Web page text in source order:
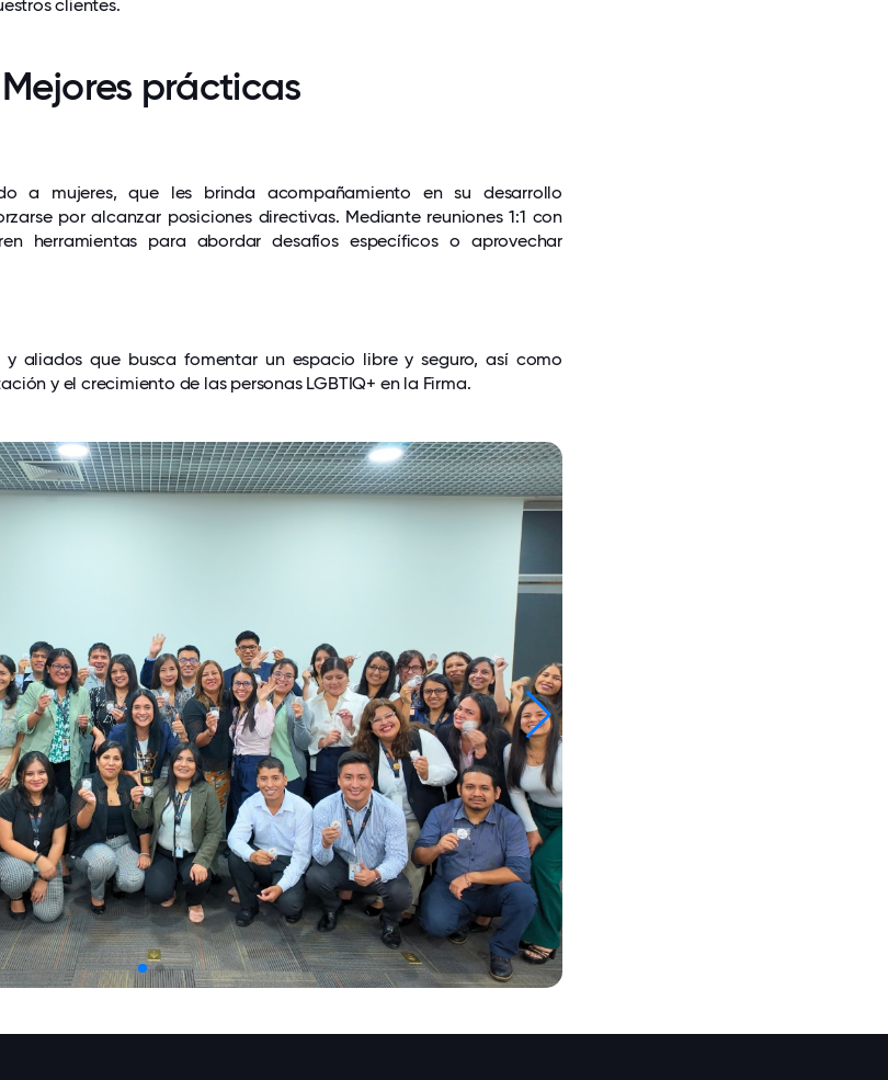
clientes.
Mejores prácticas
a mujeres, que les brinda acompañamiento en su desarrollo
por alcanzar posiciones directivas. Mediante reuniones 1:1 con
herramientas para abordar desafíos específicos o aprovechar
y aliados que busca fomentar un espacio libre y seguro, así como
y el crecimiento de las personas LGBTIQ+ en la Firma.